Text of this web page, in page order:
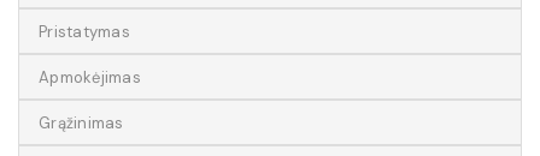
Pristatymas
Apmokėjimas
Grąžinimas